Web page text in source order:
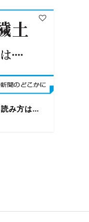
み方は…